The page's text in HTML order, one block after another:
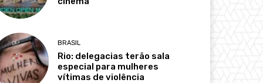
BRASIL
Rio: delegacias terão sala
especial para mulheres
vítimas de violência